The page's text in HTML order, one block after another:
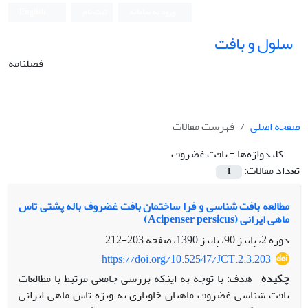
سلول و بافت
فصلنامه
صفحه اصلی
فهرست مقالات
کلیدواژه‌ها =بافت غضروف
تعداد مقالات:
1
مطالعه بافت شناسی و فرا ساختمان بافت غضروف باله پشتی تاس
ماهی ایرانی (Acipenser persicus)
دوره 2، پاییز 90، پاییز 1390، صفحه
203-212
https://doi.org/10.52547/JCT.2.3.203
چکیده هدف: با توجه به اینکه بررسی جامعی مرتبط با مطالعات
بافت شناسی غضروف ماهیان خاویاری به ویژه تاس ماهی ایرانی